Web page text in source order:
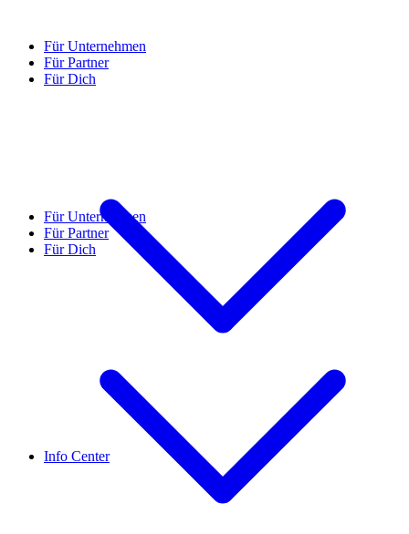
Für Unternehmen
Für Partner
Für Dich
Info Center
Für Unternehmen
Für Partner
Für Dich